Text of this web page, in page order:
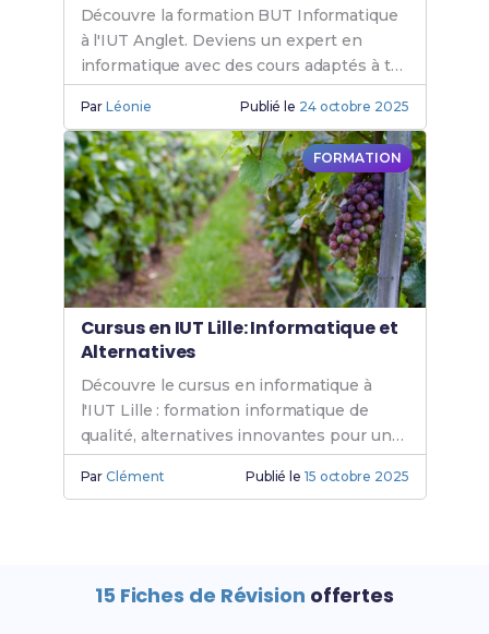
Découvre la formation BUT Informatique
à l'IUT Anglet. Deviens un expert en
informatique avec des cours adaptés à tes
besoins. Rejoins l'IUT Anglet
Informatique.
ParLéonie Publié le 24 octobre 2025
FORMATION
Cursus en IUT Lille: Informatique et
Alternatives
Découvre le cursus en informatique à
l'IUT Lille : formation informatique de
qualité, alternatives innovantes pour un
BUT informatique Lille. Rejoins l'IUT
informatique dès aujourd'hui.
ParClément Publié le 15 octobre 2025
15 Fiches de Révision offertes